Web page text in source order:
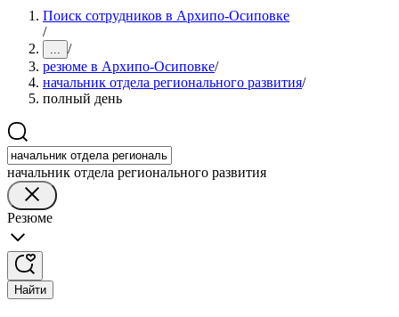
Поиск сотрудников в Архипо-Осиповке
/
... /
резюме в Архипо-Осиповке/
начальник отдела регионального развития/
полный день
начальник отдела регионального развития
Резюме
Найти